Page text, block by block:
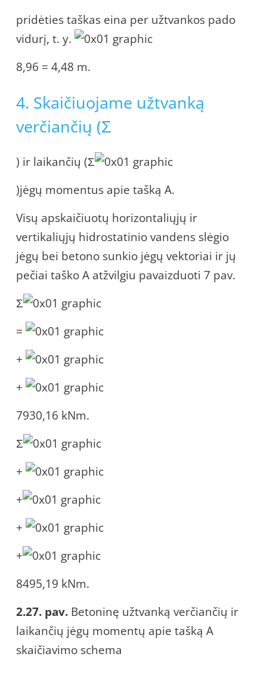
pridėties taškas eina per užtvankos pado
vidurį, t. y.
8,96 = 4,48 m.
4. Skaičiuojame užtvanką
verčiančių (Σ
) ir laikančių (Σ
)jėgų momentus apie tašką A.
Visų apskaičiuotų horizontaliųjų ir
vertikaliųjų hidrostatinio vandens slėgio
jėgų bei betono sunkio jėgų vektoriai ir jų
pečiai taško A atžvilgiu pavaizduoti 7 pav.
Σ
=
+
+
7930,16 kNm.
Σ
+
+
+
+
8495,19 kNm.
2.27. pav. Betoninę užtvanką verčiančių ir
laikančių jėgų momentų apie tašką A
skaičiavimo schema